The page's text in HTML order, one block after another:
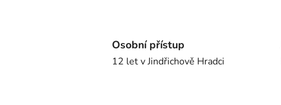
Osobní přístup
12 let v Jindřichově Hradci